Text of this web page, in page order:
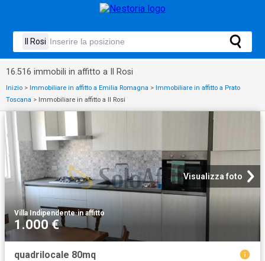
16.516 immobili in affitto a Il Rosi
Inizio > Immobiliare in affitto a Emilia Romagna > Immobiliare in affitto a Prato
Toscana > Immobiliare in affitto a Il Rosi
Visualizza foto
Villa Indipendente·in affitto
1.000 €
quadrilocale 80mq